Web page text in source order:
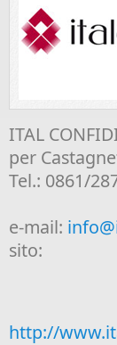
ITAL
per
Tel.: 0861/
e-mail:
sito:
http://